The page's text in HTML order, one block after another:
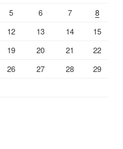
5 6 7
8
12 13 14
15
19 20 21
22
26 27 28
29